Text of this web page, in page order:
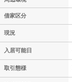
借家区分
現況
入居可能日
取引態様